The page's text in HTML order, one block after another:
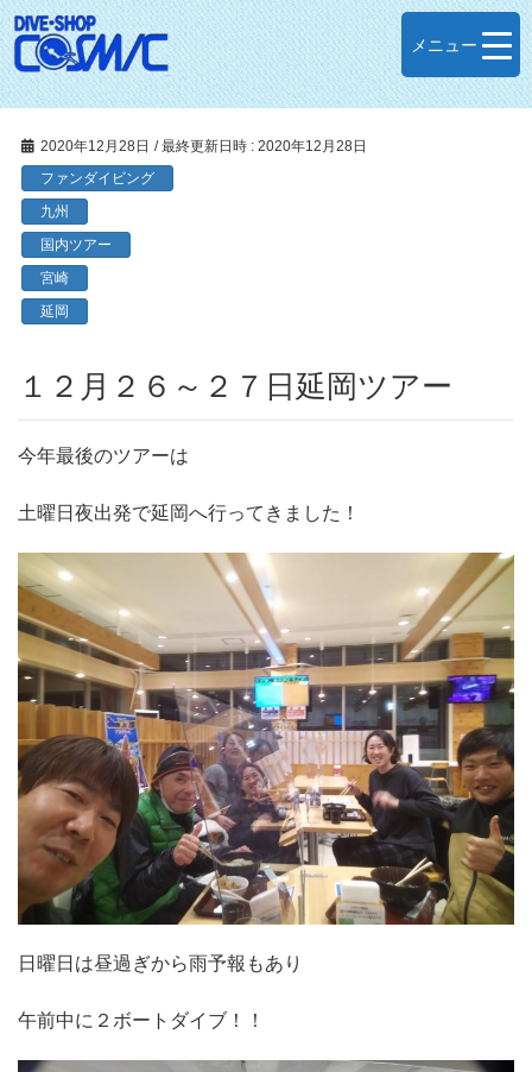
メニュー
2020年12月28日 / 最終更新日時 : 2020年12月28日
ファンダイビング
九州
国内ツアー
宮崎
延岡
１２月２６～２７日延岡ツアー
今年最後のツアーは
土曜日夜出発で延岡へ行ってきました！
日曜日は昼過ぎから雨予報もあり
午前中に２ボートダイブ！！